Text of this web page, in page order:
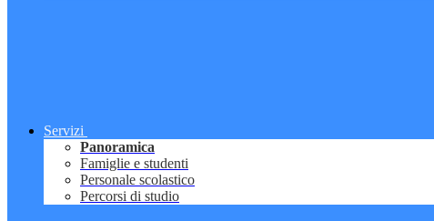
Servizi
Panoramica
Famiglie e studenti
Personale scolastico
Percorsi di studio